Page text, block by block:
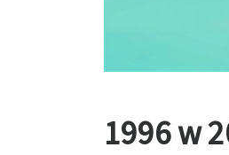
1996 w